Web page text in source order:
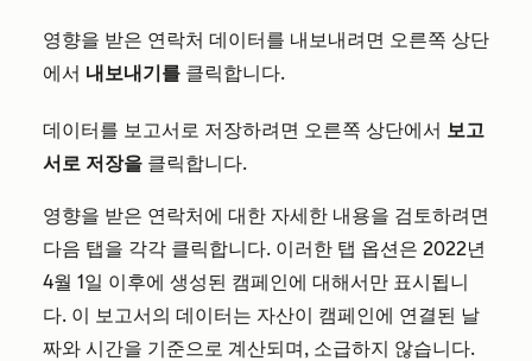
영향을 받은 연락처 데이터를 내보내려면 오른쪽 상단
에서 내보내기를 클릭합니다.
데이터를 보고서로 저장하려면 오른쪽 상단에서 보고
서로 저장을 클릭합니다.
영향을 받은 연락처에 대한 자세한 내용을 검토하려면
다음 탭을 각각 클릭합니다. 이러한 탭 옵션은 2022년
4월 1일 이후에 생성된 캠페인에 대해서만 표시됩니
다. 이 보고서의 데이터는 자산이 캠페인에 연결된 날
짜와 시간을 기준으로 계산되며, 소급하지 않습니다.